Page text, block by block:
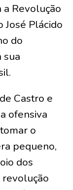
a Revolução
José Plácido
do
sua
Castro e
ofensiva
o
pequeno,
dos